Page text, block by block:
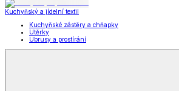
Kuchyňský a jídelní textil
Kuchyňské zástěry a chňapky
Utěrky
Ubrusy a prostírání